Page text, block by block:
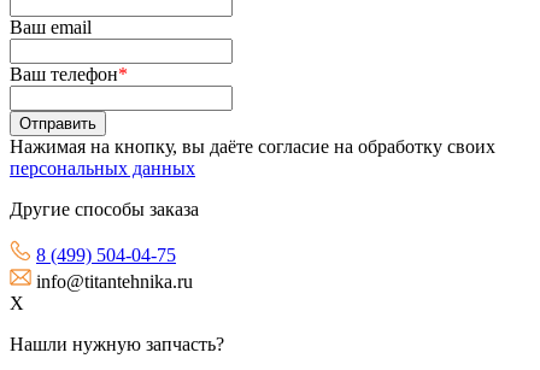
Ваш email
Ваш телефон*
Нажимая на кнопку, вы даёте согласие на обработку своих
персональных данных
Другие способы заказа
8 (499) 504-04-75
info@titantehnika.ru
X
Нашли нужную запчасть?